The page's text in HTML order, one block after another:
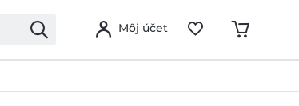
Môj účet